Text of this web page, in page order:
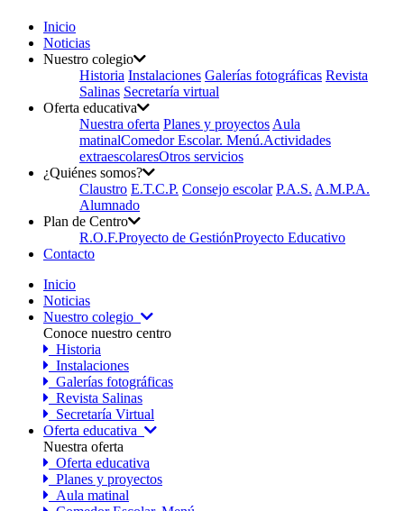
Inicio
Noticias
Nuestro colegio
Historia Instalaciones Galerías fotográficas Revista
Salinas Secretaría virtual
Oferta educativa
Nuestra oferta Planes y proyectos Aula
matinalComedor Escolar. Menú.Actividades
extraescolaresOtros servicios
¿Quiénes somos?
Claustro E.T.C.P. Consejo escolar P.A.S. A.M.P.A.
Alumnado
Plan de Centro
R.O.F.Proyecto de GestiónProyecto Educativo
Contacto
Inicio
Noticias
Nuestro colegio
Conoce nuestro centro
Historia
Instalaciones
Galerías fotográficas
Revista Salinas
Secretaría Virtual
Oferta educativa
Nuestra oferta
Oferta educativa
Planes y proyectos
Aula matinal